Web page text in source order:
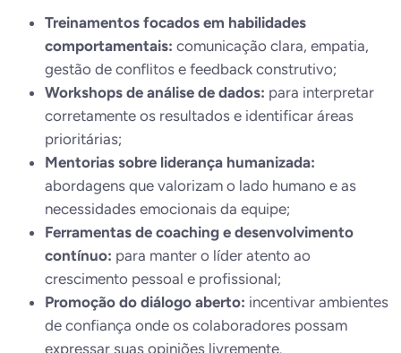
Treinamentos focados em habilidades
comportamentais: comunicação clara, empatia,
gestão de conflitos e feedback construtivo;
Workshops de análise de dados: para interpretar
corretamente os resultados e identificar áreas
prioritárias;
Mentorias sobre liderança humanizada:
abordagens que valorizam o lado humano e as
necessidades emocionais da equipe;
Ferramentas de coaching e desenvolvimento
contínuo: para manter o líder atento ao
crescimento pessoal e profissional;
Promoção do diálogo aberto: incentivar ambientes
de confiança onde os colaboradores possam
expressar suas opiniões livremente.